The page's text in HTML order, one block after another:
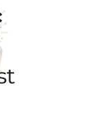
directament
i segueix